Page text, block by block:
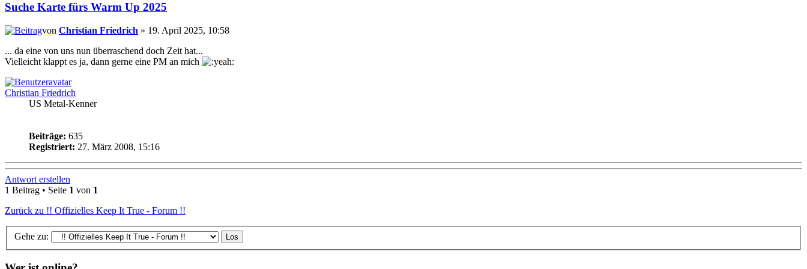
Suche Karte fürs Warm Up 2025
von Christian Friedrich » 19. April 2025, 10:58
... da eine von uns nun überraschend doch Zeit hat...
Vielleicht klappt es ja, dann gerne eine PM an mich
Christian Friedrich
US Metal-Kenner
Beiträge: 635
Registriert: 27. März 2008, 15:16
Antwort erstellen
1 Beitrag • Seite 1 von 1
Zurück zu !! Offizielles Keep It True - Forum !!
Gehe zu: